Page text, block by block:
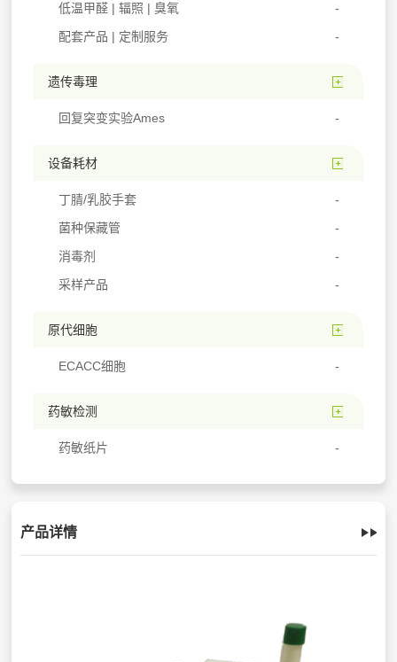
低温甲醛 | 辐照 | 臭氧
配套产品 | 定制服务
遗传毒理
回复突变实验Ames
设备耗材
丁腈/乳胶手套
菌种保藏管
消毒剂
采样产品
原代细胞
ECACC细胞
药敏检测
药敏纸片
产品详情